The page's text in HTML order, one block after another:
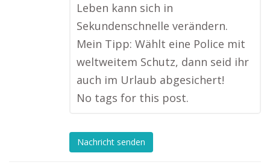
Leben kann sich in
Sekundenschnelle verändern.
Mein Tipp: Wählt eine Police mit
weltweitem Schutz, dann seid ihr
auch im Urlaub abgesichert!
No tags for this post.
Nachricht senden